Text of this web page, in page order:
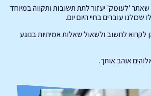
שאתר 'לעומק' יעזור לתת תשובות ותקווה במיוחד
עוברים בחיי היום יום.
לחשוב ולשאול שאלות אמיתיות בנוגע
אוהב אותך.